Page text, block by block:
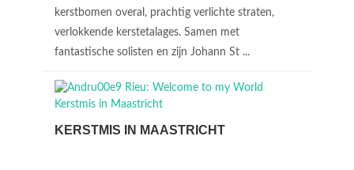
kerstbomen overal, prachtig verlichte straten,
verlokkende kerstetalages. Samen met
fantastische solisten en zijn Johann St ...
KERSTMIS IN MAASTRICHT